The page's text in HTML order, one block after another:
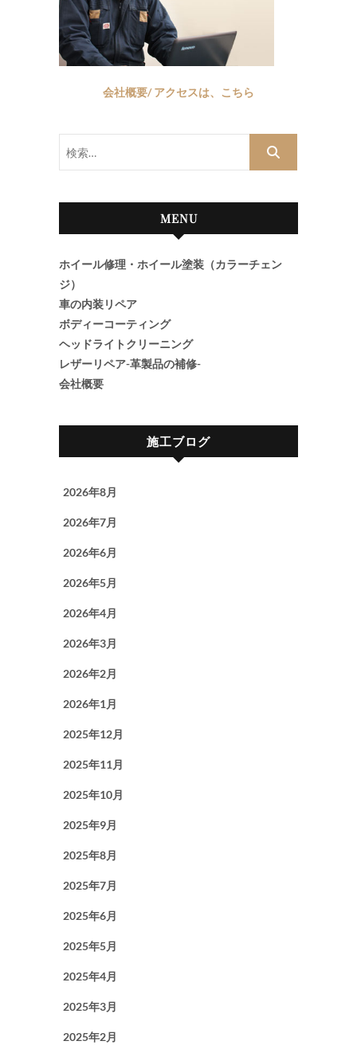
会社概要/ アクセスは、こちら
MENU
ホイール修理・ホイール塗装（カラーチェン
ジ）
車の内装リペア
ボディーコーティング
ヘッドライトクリーニング
レザーリペア-革製品の補修-
会社概要
施工ブログ
2026年8月
2026年7月
2026年6月
2026年5月
2026年4月
2026年3月
2026年2月
2026年1月
2025年12月
2025年11月
2025年10月
2025年9月
2025年8月
2025年7月
2025年6月
2025年5月
2025年4月
2025年3月
2025年2月